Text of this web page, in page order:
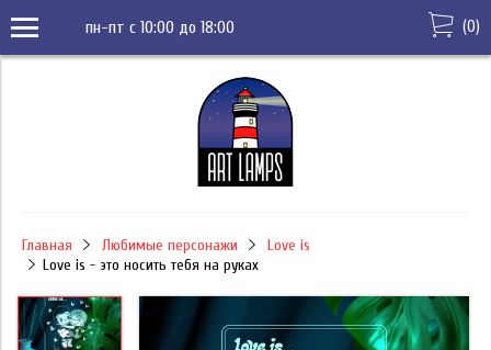
пн-пт с 10:00 до 18:00 (0)
Главная Любимые персонажи
Love is
Love is - это носить тебя на руках